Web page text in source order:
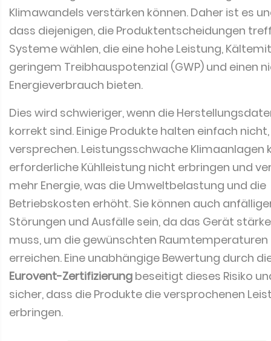
Klimawandels verstärken können. Daher ist es
dass diejenigen, die Produktentscheidungen
Systeme wählen, die eine hohe Leistung,
geringem Treibhauspotenzial (GWP) und einen
Energieverbrauch bieten.
Dies wird schwieriger, wenn die
korrekt sind. Einige Produkte halten einfach
versprechen. Leistungsschwache Klimaanlagen
erforderliche Kühlleistung nicht erbringen und
mehr Energie, was die Umweltbelastung und die
Betriebskosten erhöht. Sie können auch
Störungen und Ausfälle sein, da das Gerät
muss, um die gewünschten Raumtemperaturen
erreichen. Eine unabhängige Bewertung durch
Eurovent-Zertifizierung beseitigt dieses Risiko
sicher, dass die Produkte die versprochenen
erbringen.